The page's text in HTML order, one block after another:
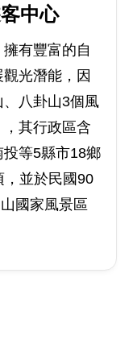
中心
有豐富的自
光潛能，因
八卦山3個風
其行政區含
等5縣市18鄉
，並於民國90
國家風景區